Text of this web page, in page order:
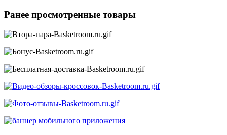
Ранее просмотренные товары